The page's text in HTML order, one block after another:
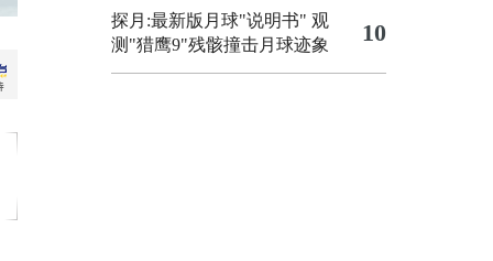
探月:最新版月球"说明书" 观
测"猎鹰9"残骸撞击月球迹象
10